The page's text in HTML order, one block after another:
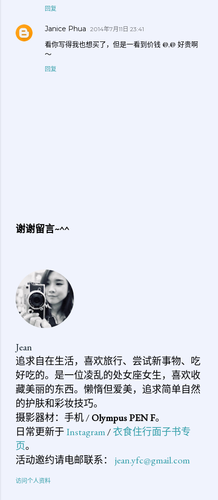
回复
Janice Phua 2014年7月11日 23:41
看你写得我也想买了，但是一看到价钱 @,@ 好贵啊
～
回复
论
谢谢留言~^^
Jean
追求自在生活，喜欢旅行、尝试新事物、吃
好吃的。是一位凌乱的处女座女生，喜欢收
藏美丽的东西。懒惰但爱美，追求简单自然
的护肤和彩妆技巧。
摄影器材：手机 /Olympus PEN F。
日常更新于 Instagram/衣食住行面子书专
页。
活动邀约请电邮联系： jean.yfc@gmail.com
访问个人资料